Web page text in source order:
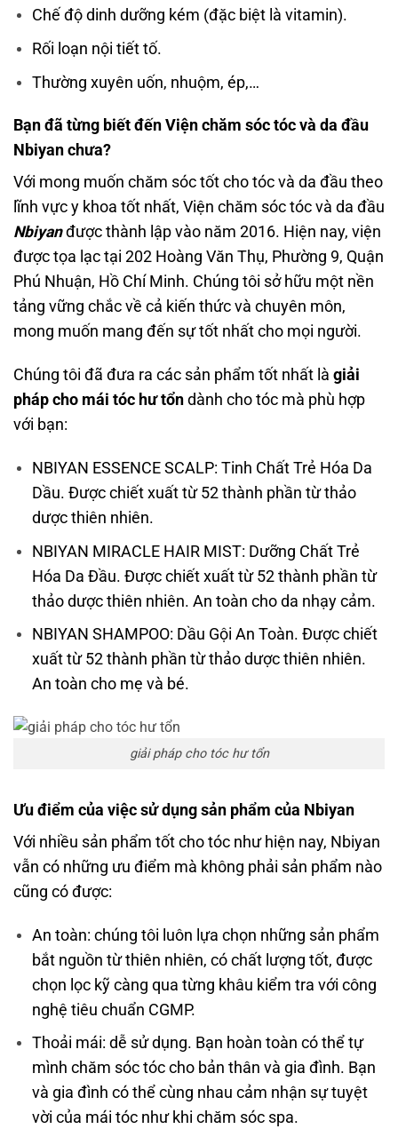
Chế độ dinh dưỡng kém (đặc biệt là vitamin).
Rối loạn nội tiết tố.
Thường xuyên uốn, nhuộm, ép,…
Bạn đã từng biết đến Viện chăm sóc tóc và da đầu
Nbiyan chưa?
Với mong muốn chăm sóc tốt cho tóc và da đầu theo
lĩnh vực y khoa tốt nhất, Viện chăm sóc tóc và da đầu
Nbiyanđược thành lập vào năm 2016. Hiện nay, viện
được tọa lạc tại 202 Hoàng Văn Thụ, Phường 9, Quận
Phú Nhuận, Hồ Chí Minh. Chúng tôi sở hữu một nền
tảng vững chắc về cả kiến thức và chuyên môn,
mong muốn mang đến sự tốt nhất cho mọi người.
Chúng tôi đã đưa ra các sản phẩm tốt nhất là giải
pháp cho mái tóc hư tổn dành cho tóc mà phù hợp
với bạn:
NBIYAN ESSENCE SCALP: Tinh Chất Trẻ Hóa Da
Dầu. Được chiết xuất từ 52 thành phần từ thảo
dược thiên nhiên.
NBIYAN MIRACLE HAIR MIST: Dưỡng Chất Trẻ
Hóa Da Đầu. Được chiết xuất từ 52 thành phần từ
thảo dược thiên nhiên. An toàn cho da nhạy cảm.
NBIYAN SHAMPOO: Dầu Gội An Toàn. Được chiết
xuất từ 52 thành phần từ thảo dược thiên nhiên.
An toàn cho mẹ và bé.
giải pháp cho tóc hư tổn
Ưu điểm của việc sử dụng sản phẩm của Nbiyan
Với nhiều sản phẩm tốt cho tóc như hiện nay, Nbiyan
vẫn có những ưu điểm mà không phải sản phẩm nào
cũng có được:
An toàn: chúng tôi luôn lựa chọn những sản phẩm
bắt nguồn từ thiên nhiên, có chất lượng tốt, được
chọn lọc kỹ càng qua từng khâu kiểm tra với công
nghệ tiêu chuẩn CGMP.
Thoải mái: dễ sử dụng. Bạn hoàn toàn có thể tự
mình chăm sóc tóc cho bản thân và gia đình. Bạn
và gia đình có thể cùng nhau cảm nhận sự tuyệt
vời của mái tóc như khi chăm sóc spa.